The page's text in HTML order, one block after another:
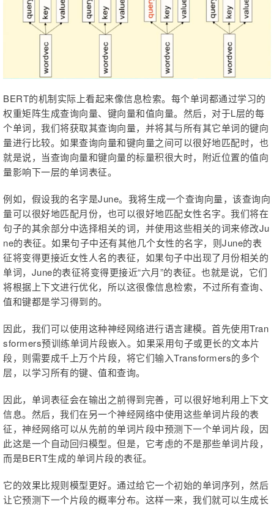
BERT的机制实际上看起来像信息检索。每个单词都通过学习的
权重矩阵生成查询向量、键向量和值向量。然后，对于L层的每
个单词，我们将获取其查询向量，并将其与所有其它单词的键向
量进行比较。如果查询向量和键向量之间可以很好地匹配时，也
就是说，当查询向量和键向量的标量积很大时，附近位置的值向
量影响下一层的单词表征。
例如，假设我的名字是June。我将生成一个查询向量，该查询向
量可以很好地匹配月份，也可以很好地匹配女性名字。我们将在
句子的其余部分中选择相关的词，并使用这些相关的词来修改Ju
ne的表征。如果句子中还有其他几个女性的名字，则June的表
征将变得更接近女性人名的表征，如果句子中出现了月份相关的
单词，June的表征将变得更接近“六月”的表征。也就是说，它们
将根据上下文进行优化，所以这很像信息检索，不过所有查询、
值和键都是学习得到的。
因此，我们可以使用这种神经网络进行语言建模。首先使用Tran
sformers预训练单词片段嵌入。如果采用句子或更长的文本片
段，则需要成千上万个片段，将它们输入Transformers的多个
层，以学习所有的键、值和查询。
因此，单词表征会在输出之前得到完善，可以很好地利用上下文
信息。然后，我们在另一个神经网络中使用这些单词片段的表
征，神经网络可以从先前的单词片段中预测下一个单词片段，因
此这是一个自动回归模型。但是，它考虑的不是那些单词片段，
而是BERT生成的单词片段的表征。
它的效果比规则模型更好。通过给它一个初始的单词序列，然后
让它预测下一个片段的概率分布。这样一来，我们就可以生成长